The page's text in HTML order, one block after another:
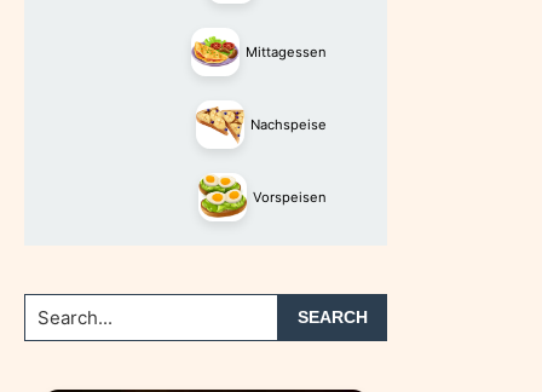
Mittagessen
Nachspeise
Vorspeisen
Search...